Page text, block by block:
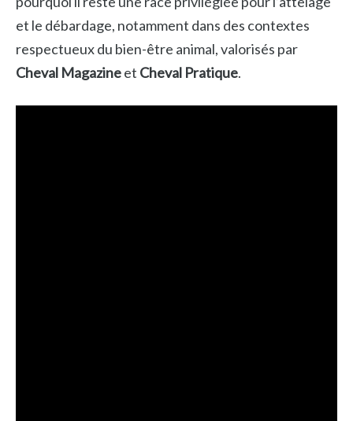
et le débardage, notamment dans des contextes
respectueux du bien-être animal, valorisés par
Cheval Magazineet Cheval Pratique.